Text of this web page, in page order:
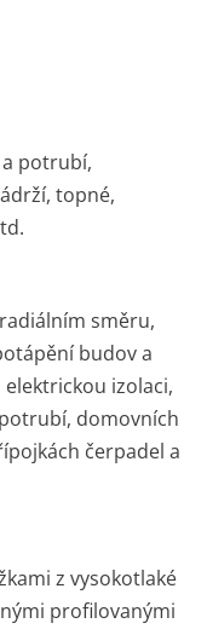
potrubí,
topné,
směru,
budov a
izolaci,
domovních
čerpadel a
z vysokotlaké
profilovanými